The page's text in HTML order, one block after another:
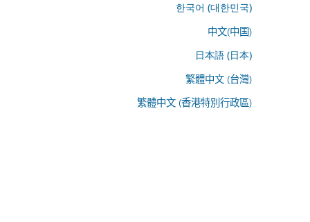
한국어 (대한민국)
中文(中国)
日本語 (日本)
繁體中文 (台灣)
繁體中文 (香港特別行政區)